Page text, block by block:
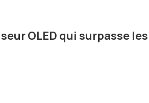
OLED qui surpasse les